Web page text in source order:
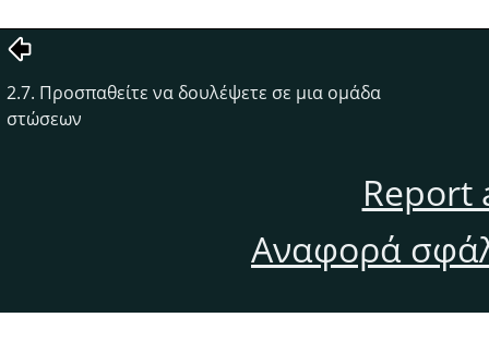
2.7. Προσπαθείτε να δουλέψετε σε μια ομάδα
στώσεων
Report
Αναφορά